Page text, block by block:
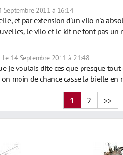
Septembre 2011 à 16:14
et par extension d'un vilo n'a
le vilo et le kit ne font pas un
Le 14 Septembre 2011 à 21:48
je voulais dite ces que presque
moin de chance casse la bielle en
1 2 >>